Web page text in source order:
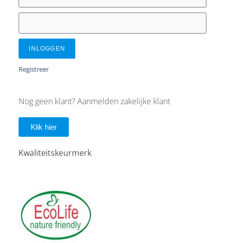
INLOGGEN
Registreer
Nog geen klant? Aanmelden zakelijke klant
Klik hier
Kwaliteitskeurmerk